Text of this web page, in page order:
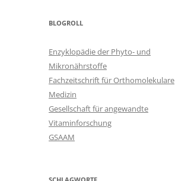
BLOGROLL
Enzyklopädie der Phyto- und
Mikronährstoffe
Fachzeitschrift für Orthomolekulare
Medizin
Gesellschaft für angewandte
Vitaminforschung
GSAAM